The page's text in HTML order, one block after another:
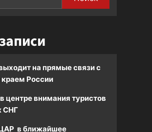
на прямые связи с
России
центре внимания туристов
СНГ
в ближайшее